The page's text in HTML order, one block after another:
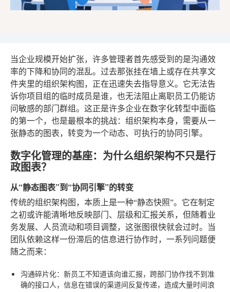
当企业规模开始扩张，许多管理者首先感受到的是沟通效
率的下降和协同的混乱。过去那张挂在墙上或存在共享文
件夹里的组织架构图，正在迅速失去指导意义。它无法告
诉你项目组的临时成员是谁，也无法阻止离职员工仍能访
问敏感的部门群组。这正是许多企业在数字化转型中面临
的第一个，也是最根本的挑战：组织架构本身，需要从一
张静态的图表，转变为一个动态、可执行的协同引擎。
数字化管理的基座：为什么组织架构不只是行
政图表？
从“静态图表”到“协同引擎”的转变
传统的组织架构图，本质上是一种“静态快照”。它在制定
之初或许能清晰地反映部门、层级和汇报关系，但随着业
务发展、人员流动和项目调整，这张图很快就会过时。当
团队依赖这样一份滞后的信息进行协作时，一系列问题便
随之而来：
沟通碎片化：新员工不知道该向谁汇报，跨部门协作找不到准
确的接口人，信息在错误的渠道间反复传递，造成大量时间浪